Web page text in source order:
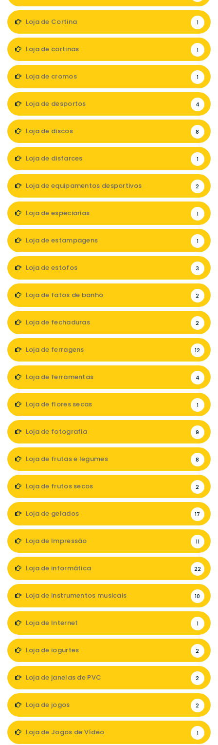
Loja de Cortina 1
Loja de cortinas 1
Loja de cromos 1
Loja de desportos 4
Loja de discos 8
Loja de disfarces 1
Loja de equipamentos desportivos 2
Loja de especiarias 1
Loja de estampagens 1
Loja de estofos 3
Loja de fatos de banho 2
Loja de fechaduras 2
Loja de ferragens 12
Loja de ferramentas 4
Loja de flores secas 1
Loja de fotografia 9
Loja de frutas e legumes 8
Loja de frutos secos 2
Loja de gelados 17
Loja de Impressão 11
Loja de informática 22
Loja de instrumentos musicais 10
Loja de Internet 1
Loja de iogurtes 2
Loja de janelas de PVC 2
Loja de jogos 2
Loja de Jogos de Vídeo 1